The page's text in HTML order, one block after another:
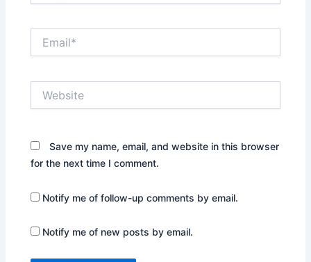
Save my name, email, and website in this browser
for the next time I comment.
Notify me of follow-up comments by email.
Notify me of new posts by email.